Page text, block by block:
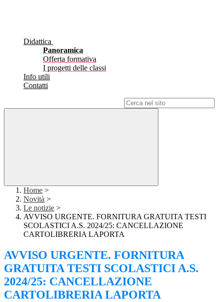
Didattica
Panoramica
Offerta formativa
I progetti delle classi
Info utili
Contatti
Home >
Novità >
Le notizie >
AVVISO URGENTE. FORNITURA GRATUITA TESTI
SCOLASTICI A.S. 2024/25: CANCELLAZIONE
CARTOLIBRERIA LAPORTA
AVVISO URGENTE. FORNITURA
GRATUITA TESTI SCOLASTICI A.S.
2024/25: CANCELLAZIONE
CARTOLIBRERIA LAPORTA